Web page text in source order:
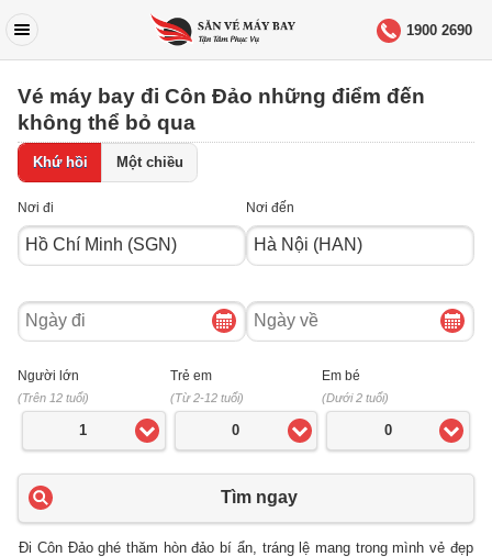
1900 2690
Vé máy bay đi Côn Đảo những điểm đến
không thể bỏ qua
Khứ hồi Một chiều
Nơi đi Nơi đến
Ngày
đi
Ngày
về
Người lớn
(Trên 12 tuổi)
1
Trẻ em
(Từ 2-12 tuổi)
0
Em bé
(Dưới 2 tuổi)
0
Tìm ngay
Đi Côn Đảo ghé thăm hòn đảo bí ẩn, tráng lệ mang trong mình vẻ đẹp